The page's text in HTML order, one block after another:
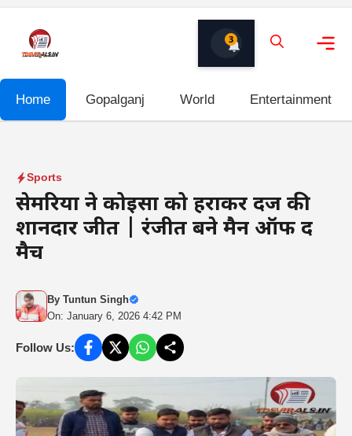
content
3
Home Gopalganj World Entertainment
Sports
सेमरिया ने कोईसा को हराकर दर्ज की
शानदार जीत | रंजीत बने मैन ऑफ द
मैच
By Tuntun Singh
On: January 6, 2026 4:42 PM
Follow Us: